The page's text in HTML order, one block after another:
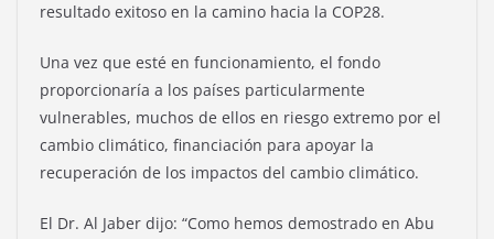
resultado exitoso en la camino hacia la COP28.
Una vez que esté en funcionamiento, el fondo
proporcionaría a los países particularmente
vulnerables, muchos de ellos en riesgo extremo por el
cambio climático, financiación para apoyar la
recuperación de los impactos del cambio climático.
El Dr. Al Jaber dijo: “Como hemos demostrado en Abu